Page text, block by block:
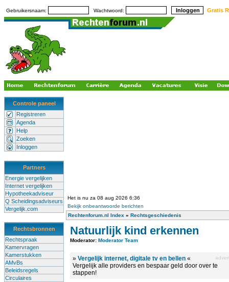
Gebruikersnaam: Wachtwoord: Gratis
Controle paneel
Registreren
Agenda
Help
Zoeken
Inloggen
Partners
Energie vergelijken
Internet vergelijken
Hypotheekadviseur
Q Scheidingsadviseurs
Vergelijk.com
Rechtsbronnen
Rechtspraak
Kamervragen
Kamerstukken
AMvBs
Beleidsregels
Circulaires
Het is nu za 08 aug 2026 6:36
Bekijk onbeantwoorde berichten
Rechtenforum.nl Index » Rechtsgeschiedenis
Natuurlijk kind erkennen
Moderator: Moderator Team
» Vergelijk internet, digitale tv en bellen «
Vergelijk alle providers en bespaar geld door over te
stappen!